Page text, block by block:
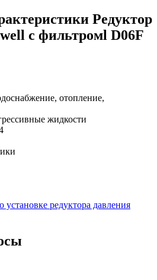
Редуктор
с фильтромl D06F
отопление,
жидкости
установке редуктора давления